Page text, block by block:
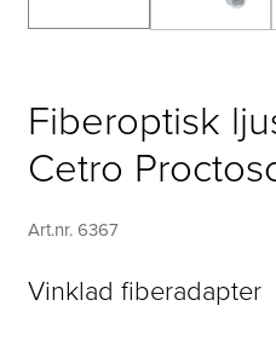
Fiberoptisk
Cetro
Art.nr. 6367
Vinklad fiberadapter